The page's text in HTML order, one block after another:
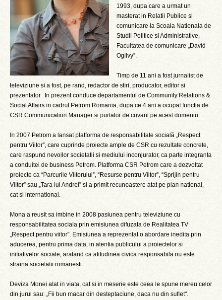
1993, dupa care a urmat un
masterat in Relatii Publice si
comunicare la Scoala Nationala de
Studii Politice si Administrative,
Facultatea de comunicare „David
Ogilvy”.
Timp de 11 ani a fost jurnalist de
televiziune si a fost, pe rand, redactor de stiri, producator, editor si
prezentator. In prezent conduce departamentul de Community Relations &
Social Affairs in cadrul Petrom Romania, dupa ce 4 ani a ocupat functia de
CSR Communication Manager si purtator de cuvant pe acest domeniu.
In 2007 Petrom a lansat platforma de responsabilitate socială „Respect
pentru Viitor”, care cuprinde proiecte ample de CSR cu rezultate concrete,
care raspund nevoilor societatii si mediului inconjurator, ca parte integranta
a conduitei de business Petrom. Platforma CSR Petrom care a dezvoltat
proiecte ca “Parcurile Viitorului”, “Resurse pentru Viitor”, “Sprijin pentru
Viitor” sau „Tara lui Andrei” si a primit recunoastere atat pe plan national,
cat si international.
Mona a reusit sa imbine in 2008 pasiunea pentru televiziune cu
responsabilitatea sociala prin emisiunea difuzata de Realitatea TV
„Respect pentru viitor”. Emisiunea a reprezentat o abordare inedita prin
aducerea, pentru prima data, in atentia publicului a proiectelor si
initiativelor sociale, aratand ca atitudinea civica responsabila nu este
straina societatii romanesti.
Deviza Monei atat in viata, cat si in meserie este ceea le spune mereu celor
din jurul sau: „Fii bun macar din desteptaciune, daca nu din suflet".